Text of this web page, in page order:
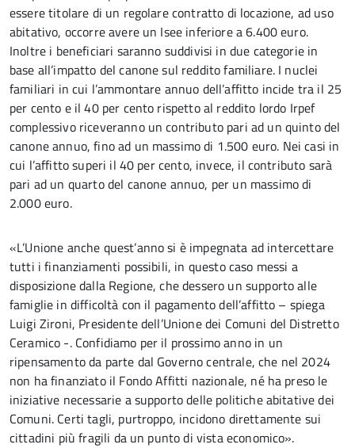
essere titolare di un regolare contratto di locazione, ad uso
abitativo, occorre avere un Isee inferiore a 6.400 euro.
Inoltre i beneficiari saranno suddivisi in due categorie in
base all’impatto del canone sul reddito familiare. I nuclei
familiari in cui l’ammontare annuo dell’affitto incide tra il 25
per cento e il 40 per cento rispetto al reddito lordo Irpef
complessivo riceveranno un contributo pari ad un quinto del
canone annuo, fino ad un massimo di 1.500 euro. Nei casi in
cui l’affitto superi il 40 per cento, invece, il contributo sarà
pari ad un quarto del canone annuo, per un massimo di
2.000 euro.
«L’Unione anche quest’anno si è impegnata ad intercettare
tutti i finanziamenti possibili, in questo caso messi a
disposizione dalla Regione, che dessero un supporto alle
famiglie in difficoltà con il pagamento dell’affitto – spiega
Luigi Zironi, Presidente dell’Unione dei Comuni del Distretto
Ceramico -. Confidiamo per il prossimo anno in un
ripensamento da parte dal Governo centrale, che nel 2024
non ha finanziato il Fondo Affitti nazionale, né ha preso le
iniziative necessarie a supporto delle politiche abitative dei
Comuni. Certi tagli, purtroppo, incidono direttamente sui
cittadini più fragili da un punto di vista economico».